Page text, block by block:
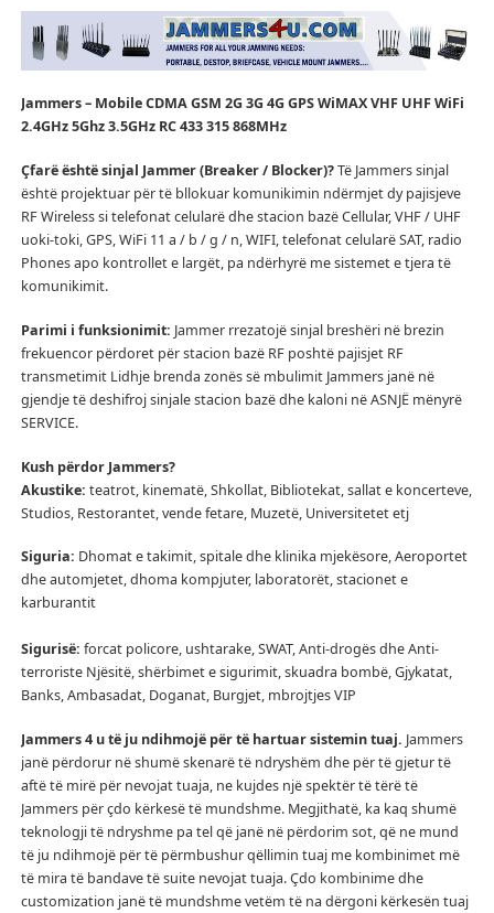
Jammers – Mobile CDMA GSM 2G 3G 4G GPS WiMAX VHF UHF WiFi
2.4GHz 5Ghz 3.5GHz RC 433 315 868MHz
Çfarë është sinjal Jammer (Breaker / Blocker)?Të Jammers sinjal
është projektuar për të bllokuar komunikimin ndërmjet dy pajisjeve
RF Wireless si telefonat celularë dhe stacion bazë Cellular, VHF / UHF
uoki-toki, GPS, WiFi 11 a / b / g / n, WIFI, telefonat celularë SAT, radio
Phones apo kontrollet e largët, pa ndërhyrë me sistemet e tjera të
komunikimit.
Parimi i funksionimit: Jammer rrezatojë sinjal breshëri në brezin
frekuencor përdoret për stacion bazë RF poshtë pajisjet RF
transmetimit Lidhje brenda zonës së mbulimit Jammers janë në
gjendje të deshifroj sinjale stacion bazë dhe kaloni në ASNJË mënyrë
SERVICE.
Kush përdor Jammers?
Akustike: teatrot, kinematë, Shkollat, Bibliotekat, sallat e koncerteve,
Studios, Restorantet, vende fetare, Muzetë, Universitetet etj
Siguria: Dhomat e takimit, spitale dhe klinika mjekësore, Aeroportet
dhe automjetet, dhoma kompjuter, laboratorët, stacionet e
karburantit
Sigurisë: forcat policore, ushtarake, SWAT, Anti-drogës dhe Anti-
terroriste Njësitë, shërbimet e sigurimit, skuadra bombë, Gjykatat,
Banks, Ambasadat, Doganat, Burgjet, mbrojtjes VIP
Jammers 4 u të ju ndihmojë për të hartuar sistemin tuaj. Jammers
janë përdorur në shumë skenarë të ndryshëm dhe për të gjetur të
aftë të mirë për nevojat tuaja, ne kujdes një spektër të tërë të
Jammers për çdo kërkesë të mundshme. Megjithatë, ka kaq shumë
teknologji të ndryshme pa tel që janë në përdorim sot, që ne mund
të ju ndihmojë për të përmbushur qëllimin tuaj me kombinimet më
të mira të bandave të suite nevojat tuaja.Çdo kombinime dhe
customization janë të mundshme vetëm të na dërgoni kërkesën tuaj